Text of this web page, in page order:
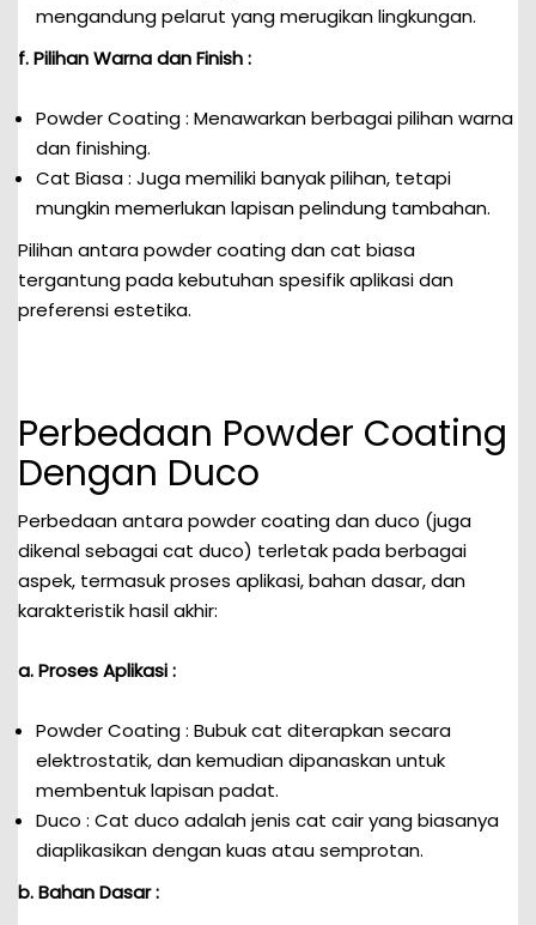
mengandung pelarut yang merugikan lingkungan.
f. Pilihan Warna dan Finish :
Powder Coating : Menawarkan berbagai pilihan warna
dan finishing.
Cat Biasa : Juga memiliki banyak pilihan, tetapi
mungkin memerlukan lapisan pelindung tambahan.
Pilihan antara powder coating dan cat biasa
tergantung pada kebutuhan spesifik aplikasi dan
preferensi estetika.
Perbedaan Powder Coating
Dengan Duco
Perbedaan antara powder coating dan duco (juga
dikenal sebagai cat duco) terletak pada berbagai
aspek, termasuk proses aplikasi, bahan dasar, dan
karakteristik hasil akhir:
a. Proses Aplikasi :
Powder Coating : Bubuk cat diterapkan secara
elektrostatik, dan kemudian dipanaskan untuk
membentuk lapisan padat.
Duco : Cat duco adalah jenis cat cair yang biasanya
diaplikasikan dengan kuas atau semprotan.
b. Bahan Dasar :